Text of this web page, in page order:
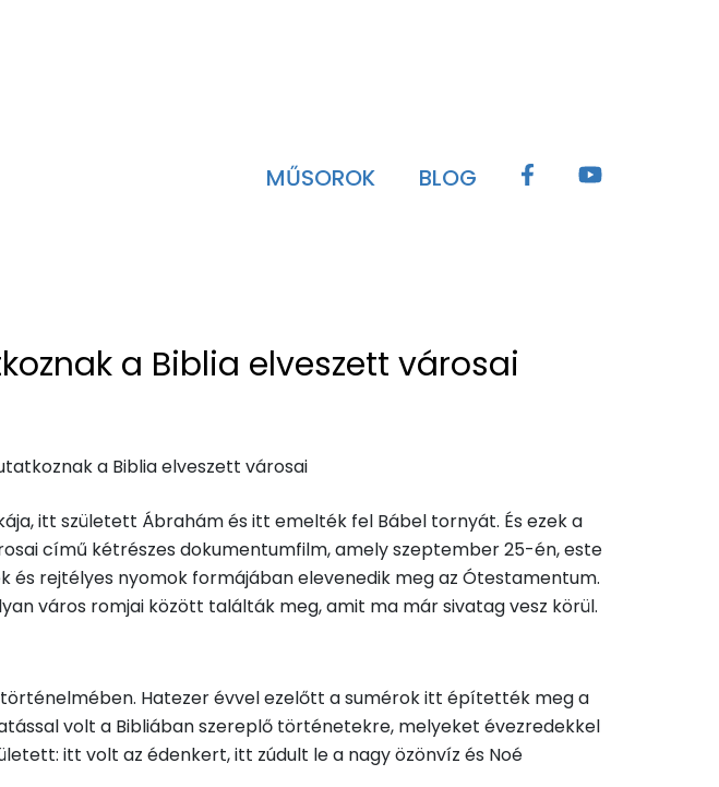
MŰSOROK BLOG
a Biblia elveszett városai
itt született Ábrahám és itt emelték fel Bábel tornyát. És ezek a
című kétrészes dokumentumfilm, amely szeptember 25-én, este
és rejtélyes nyomok formájában elevenedik meg az Ótestamentum.
város romjai között találták meg, amit ma már sivatag vesz körül.
Hatezer évvel ezelőtt a sumérok itt építették meg a
volt a Bibliában szereplő történetekre, melyeket évezredekkel
itt volt az édenkert, itt zúdult le a nagy özönvíz és Noé